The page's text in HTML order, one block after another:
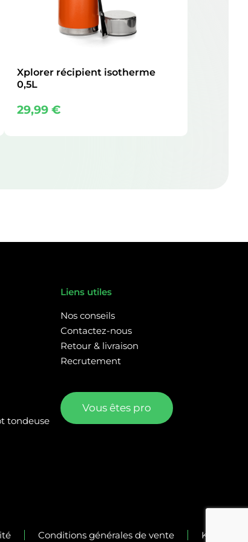
Xplorer récipient isotherme
0,5L
29,99€
tondeuse
Liens utiles
Nos conseils
Contactez-nous
Retour & livraison
Recrutement
Vous êtes pro
Conditions générales de vente Kalélia